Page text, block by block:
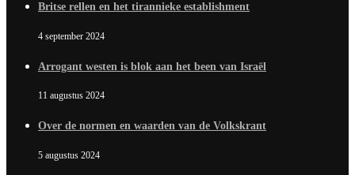
Britse rellen en het tirannieke establishment
4 september 2024
Arrogant westen is blok aan het been van Israël
11 augustus 2024
Over de normen en waarden van de Volkskrant
5 augustus 2024